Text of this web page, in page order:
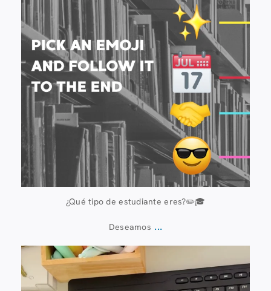
¿Qué tipo de estudiante eres?✏️🎓
Deseamos ...
13 de julio
61